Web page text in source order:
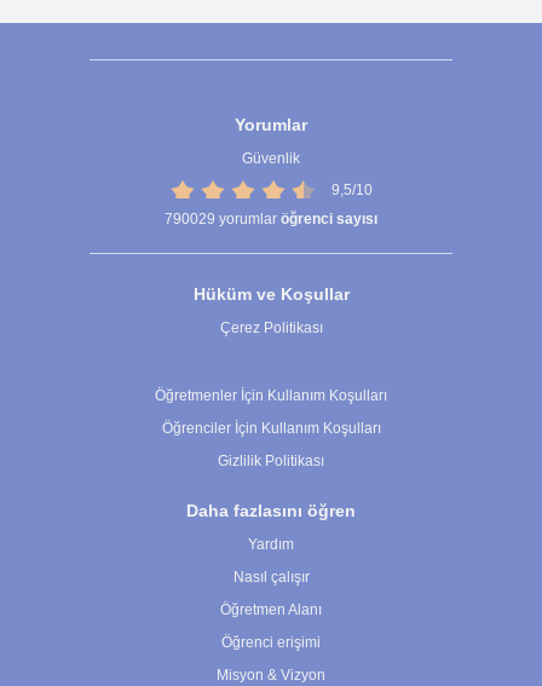
Yorumlar
Güvenlik
9,5/10
790029 yorumlar öğrenci sayısı
Hüküm ve Koşullar
Çerez Politikası
Öğretmenler İçin Kullanım Koşulları
Öğrenciler İçin Kullanım Koşulları
Gizlilik Politikası
Daha fazlasını öğren
Yardım
Nasıl çalışır
Öğretmen Alanı
Öğrenci erişimi
Misyon & Vizyon